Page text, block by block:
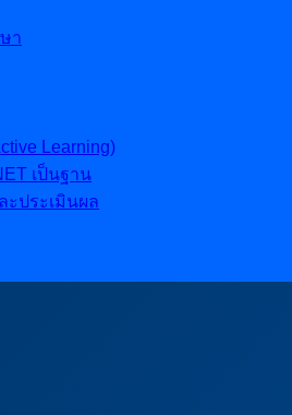
า
Learning)
เป็นฐาน
ประเมินผล